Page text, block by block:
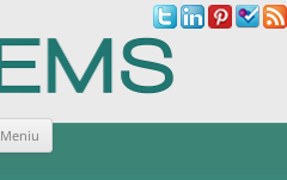
Meniu
Sari
conținut